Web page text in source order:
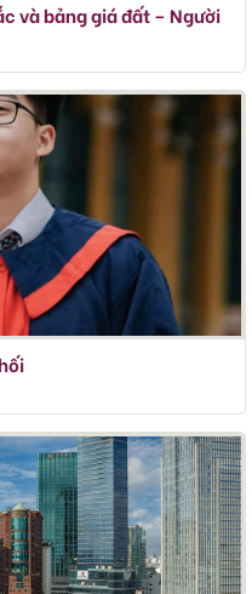
và bảng giá đất – Người